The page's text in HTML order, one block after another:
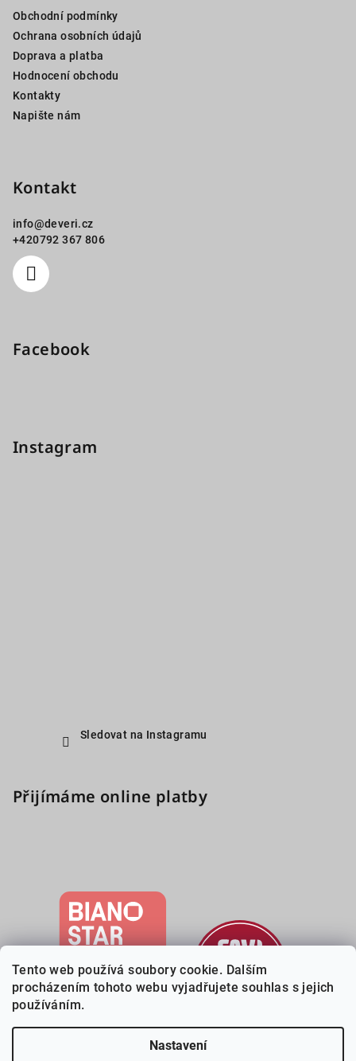
Tento web používá soubory cookie. Dalším
procházením tohoto webu vyjadřujete souhlas s jejich
používáním.
Nastavení
Obchodní podmínky
Ochrana osobních údajů
Doprava a platba
Hodnocení obchodu
Kontakty
Napište nám
Kontakt
info@deveri.cz
+420792 367 806
Facebook
Instagram
Sledovat na Instagramu
Přijímáme online platby